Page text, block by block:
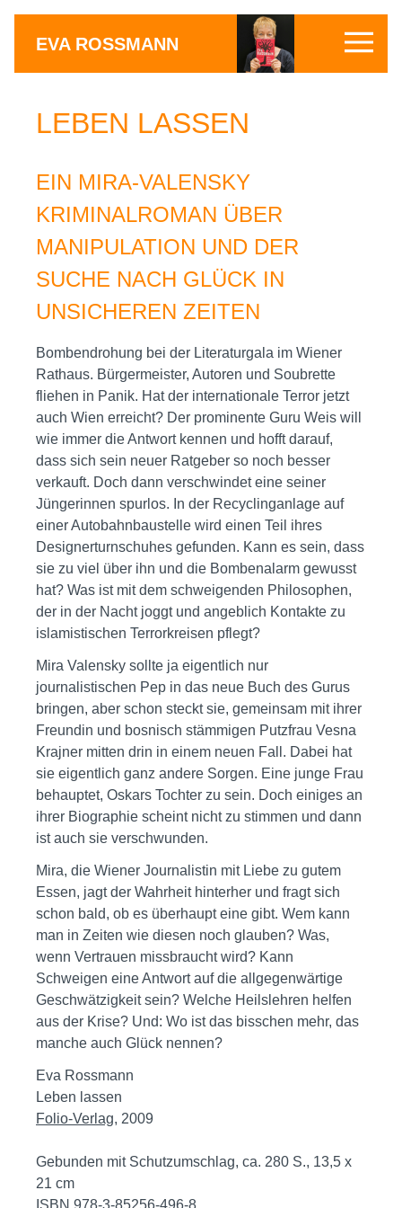
EVA ROSSMANN
LEBEN LASSEN
EIN MIRA-VALENSKY
KRIMINALROMAN ÜBER
MANIPULATION UND DER
SUCHE NACH GLÜCK IN
UNSICHEREN ZEITEN
Bombendrohung bei der Literaturgala im Wiener
Rathaus. Bürgermeister, Autoren und Soubrette
fliehen in Panik. Hat der internationale Terror jetzt
auch Wien erreicht? Der prominente Guru Weis will
wie immer die Antwort kennen und hofft darauf,
dass sich sein neuer Ratgeber so noch besser
verkauft. Doch dann verschwindet eine seiner
Jüngerinnen spurlos. In der Recyclinganlage auf
einer Autobahnbaustelle wird einen Teil ihres
Designerturnschuhes gefunden. Kann es sein, dass
sie zu viel über ihn und die Bombenalarm gewusst
hat? Was ist mit dem schweigenden Philosophen,
der in der Nacht joggt und angeblich Kontakte zu
islamistischen Terrorkreisen pflegt?
Mira Valensky sollte ja eigentlich nur
journalistischen Pep in das neue Buch des Gurus
bringen, aber schon steckt sie, gemeinsam mit ihrer
Freundin und bosnisch stämmigen Putzfrau Vesna
Krajner mitten drin in einem neuen Fall. Dabei hat
sie eigentlich ganz andere Sorgen. Eine junge Frau
behauptet, Oskars Tochter zu sein. Doch einiges an
ihrer Biographie scheint nicht zu stimmen und dann
ist auch sie verschwunden.
Mira, die Wiener Journalistin mit Liebe zu gutem
Essen, jagt der Wahrheit hinterher und fragt sich
schon bald, ob es überhaupt eine gibt. Wem kann
man in Zeiten wie diesen noch glauben? Was,
wenn Vertrauen missbraucht wird? Kann
Schweigen eine Antwort auf die allgegenwärtige
Geschwätzigkeit sein? Welche Heilslehren helfen
aus der Krise? Und: Wo ist das bisschen mehr, das
manche auch Glück nennen?
Eva Rossmann
Leben lassen
Folio-Verlag, 2009
Gebunden mit Schutzumschlag, ca. 280 S., 13,5 x
21 cm